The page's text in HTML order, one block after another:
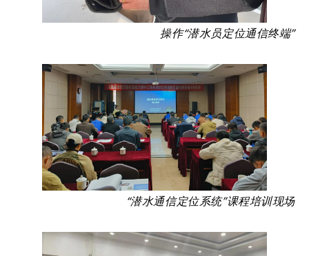
操作“潜水员定位通信终端”
“潜水通信定位系统”课程培训现场